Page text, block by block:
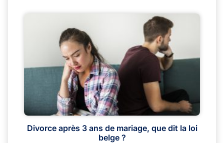
Divorce après 3 ans de mariage, que dit la loi
belge ?